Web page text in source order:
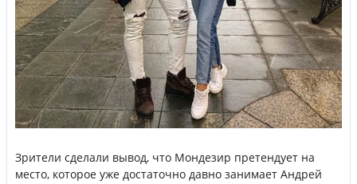
Зрители сделали вывод, что Мондезир претендует на
место, которое уже достаточно давно занимает Андрей